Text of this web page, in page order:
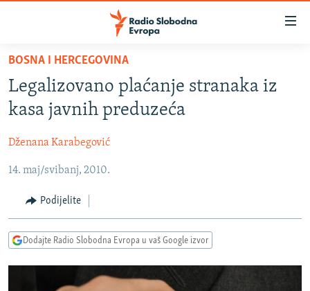
Pređite
glavni
sadržaj
na
navigaciju
Pređite
pretragu
VIJESTI
BOSNA I HERCEGOVINA
KOSOVO
CRNA GORA
VIZUELNO
FOTOGALERIJE
PODCASTI
RAT U UKRAJINI
KINA NA BALKANU
BOSNA I HERCEGOVINA
Legalizovano plaćanje stranaka iz
kasa javnih preduzeća
Dženana Karabegović
14. maj/svibanj, 2010.
Podijelite
Dodajte Radio Slobodna Evropa u vaš Google izvor